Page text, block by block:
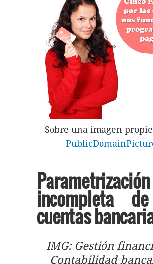
Sobre una imagen
Parametrización
incompleta
cuentas
IMG: Gestión
Contabilidad